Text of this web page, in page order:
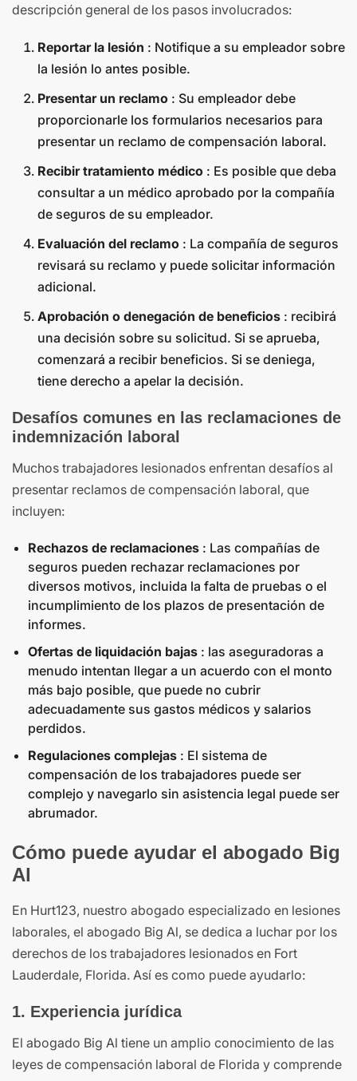
descripción general de los pasos involucrados:
Reportar la lesión : Notifique a su empleador sobre
la lesión lo antes posible.
Presentar un reclamo : Su empleador debe
proporcionarle los formularios necesarios para
presentar un reclamo de compensación laboral.
Recibir tratamiento médico : Es posible que deba
consultar a un médico aprobado por la compañía
de seguros de su empleador.
Evaluación del reclamo : La compañía de seguros
revisará su reclamo y puede solicitar información
adicional.
Aprobación o denegación de beneficios : recibirá
una decisión sobre su solicitud. Si se aprueba,
comenzará a recibir beneficios. Si se deniega,
tiene derecho a apelar la decisión.
Desafíos comunes en las reclamaciones de
indemnización laboral
Muchos trabajadores lesionados enfrentan desafíos al
presentar reclamos de compensación laboral, que
incluyen:
Rechazos de reclamaciones : Las compañías de
seguros pueden rechazar reclamaciones por
diversos motivos, incluida la falta de pruebas o el
incumplimiento de los plazos de presentación de
informes.
Ofertas de liquidación bajas : las aseguradoras a
menudo intentan llegar a un acuerdo con el monto
más bajo posible, que puede no cubrir
adecuadamente sus gastos médicos y salarios
perdidos.
Regulaciones complejas : El sistema de
compensación de los trabajadores puede ser
complejo y navegarlo sin asistencia legal puede ser
abrumador.
Cómo puede ayudar el abogado Big
Al
En Hurt123, nuestro abogado especializado en lesiones
laborales, el abogado Big Al, se dedica a luchar por los
derechos de los trabajadores lesionados en Fort
Lauderdale, Florida. Así es como puede ayudarlo:
1. Experiencia jurídica
El abogado Big Al tiene un amplio conocimiento de las
leyes de compensación laboral de Florida y comprende